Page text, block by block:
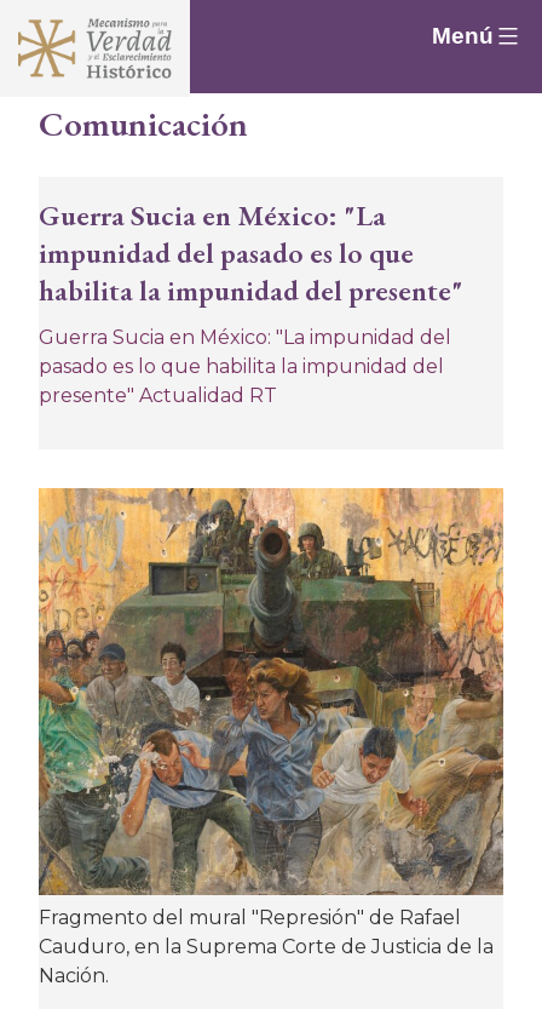
Menú
Comunicación
Guerra Sucia en México: "La
impunidad del pasado es lo que
habilita la impunidad del presente"
Guerra Sucia en México: "La impunidad del
pasado es lo que habilita la impunidad del
presente" Actualidad RT
Fragmento del mural "Represión" de Rafael
Cauduro, en la Suprema Corte de Justicia de la
Nación.